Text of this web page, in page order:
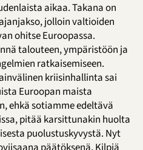
aikaa. Takana on
jolloin valtioiden
ohitse Euroopassa.
talouteen, ympäristöön ja
ratkaisemiseen.
kriisinhallinta sai
Euroopan maista
ehkä sotiamme edeltävä
pitää karsittunakin huolta
puolustuskyvystä. Nyt